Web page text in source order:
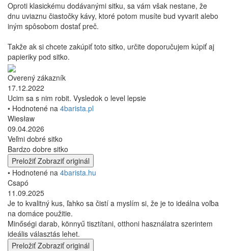
Oproti klasickému dodávanými sitku, sa vám však nestane, že
dnu uviaznu čiastočky kávy, ktoré potom musíte bud vyvarit alebo
iným spôsobom dostať preč.
Takže ak si chcete zakúpiť toto sitko, určite doporučujem kúpiť aj
papieriky pod sitko.
Overený zákazník
17.12.2022
Ucim sa s nim robit. Vysledok o level lepsie
• Hodnotené na 4barista.pl
Wiesław
09.04.2026
Veľmi dobré sitko
Bardzo dobre sitko
Preložiť Zobraziť originál
• Hodnotené na 4barista.hu
Csapó
11.09.2025
Je to kvalitný kus, ľahko sa čistí a myslím si, že je to ideálna voľba
na domáce použitie.
Minőségi darab, könnyű tisztítani, otthoni használatra szerintem
ideális választás lehet.
Preložiť Zobraziť originál